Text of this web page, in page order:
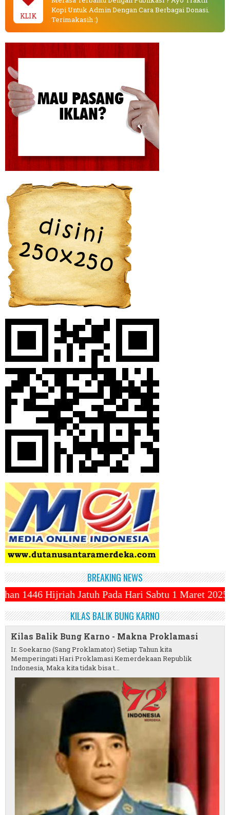
KLIK
Kopi Untuk Admin Dengan Cara Berbagai Donasi.
Terimakasih :)
BREAKING NEWS
Pada Hari Sabtu 1 Maret 2025 ~||~ 1 Syawal
KILAS BALIK BUNG KARNO
Kilas Balik Bung Karno - Makna Proklamasi
Ir. Soekarno (Sang Proklamator) Setiap Tahun kita
Memperingati Hari Proklamasi Kemerdekaan Republik
Indonesia, Maka kita tidak bisa t...